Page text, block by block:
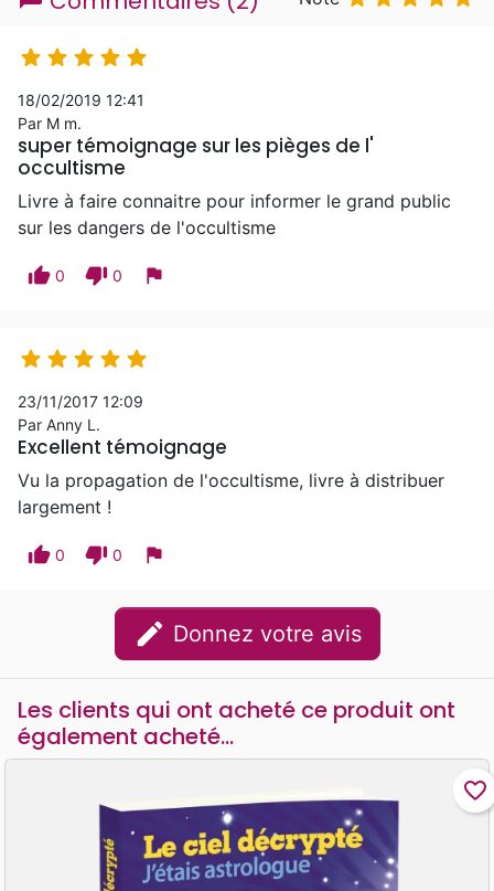
    
18/02/2019 12:41
Par M m.
super témoignage sur les pièges de l'
occultisme
Livre à faire connaitre pour informer le grand public
sur les dangers de l'occultisme
thumb_up 0 thumb_down 0 flag
    
23/11/2017 12:09
Par Anny L.
Excellent témoignage
Vu la propagation de l'occultisme, livre à distribuer
largement !
thumb_up 0 thumb_down 0 flag
edit Donnez votre avis
Les clients qui ont acheté ce produit ont
également acheté...
favorite_border